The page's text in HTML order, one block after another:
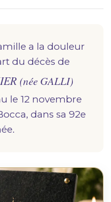
l'hommage du
a la douleur
du décès de
(née GALLI)
le 12 novembre
dans sa 92e